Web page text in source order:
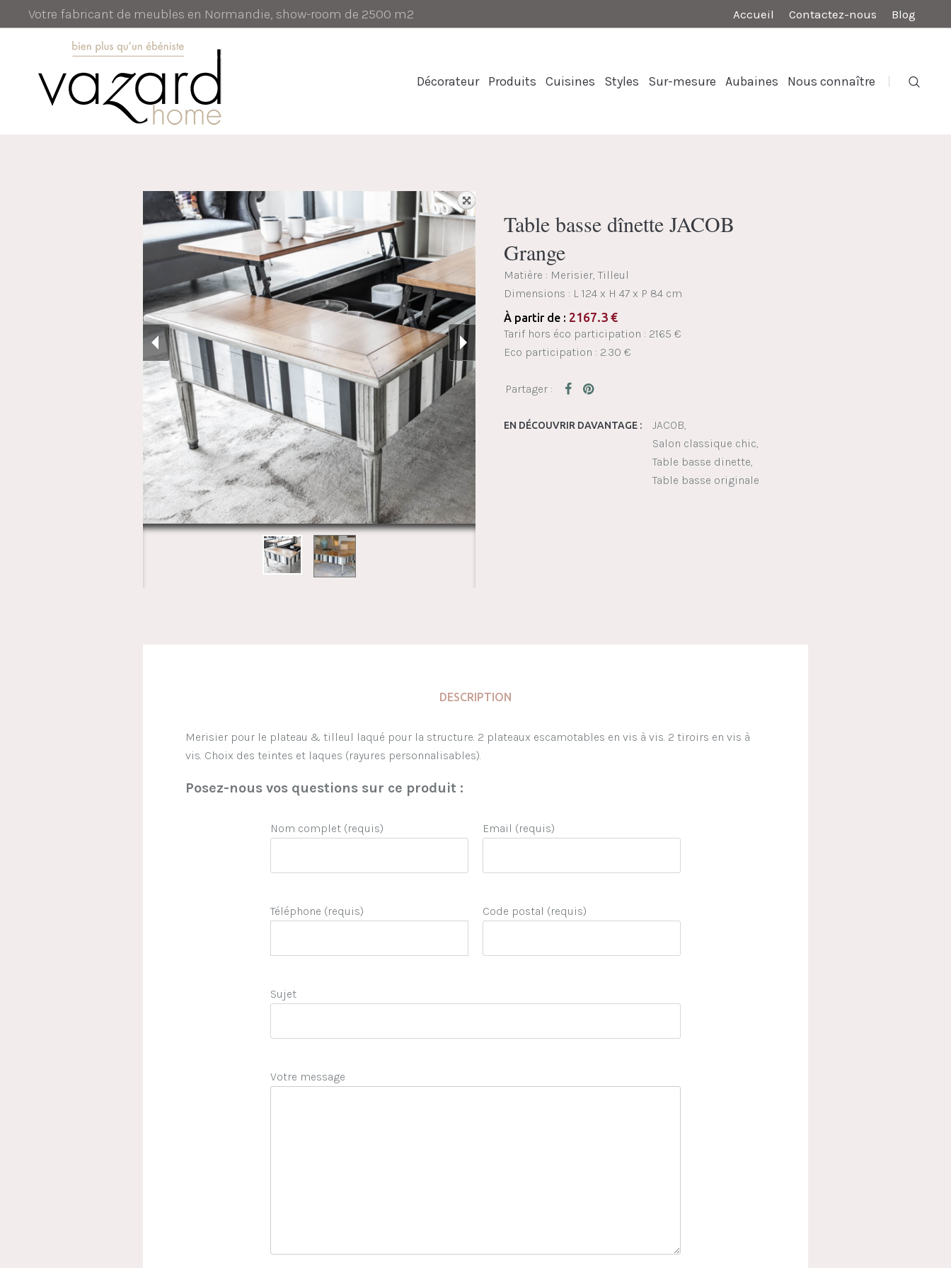
Accueil Contactez-nous Blog
Votre fabricant de meubles en Normandie, show-room de 2500 m2
Décorateur Produits Cuisines Styles Sur-mesure Aubaines Nous connaître
Table basse dînette JACOB
Grange
Matière : Merisier, Tilleul
Dimensions : L 124 x H 47 x P 84 cm
À partir de : 2167.3 €
Tarif hors éco participation : 2165 €
Eco participation : 2.30 €
EN DÉCOUVRIR DAVANTAGE :
JACOB
Salon classique chic
Table basse dinette
Table basse originale
DESCRIPTION
Merisier pour le plateau & tilleul laqué pour la structure. 2 plateaux escamotables en vis à vis. 2 tiroirs en vis à
vis. Choix des teintes et laques (rayures personnalisables).
Posez-nous vos questions sur ce produit :
Nom complet (requis) Email (requis)
Téléphone (requis) Code postal (requis)
Sujet
Votre message